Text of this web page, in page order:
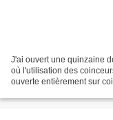
J'ai ouvert une quinzaine
où l'utilisation des
ouverte entièrement sur